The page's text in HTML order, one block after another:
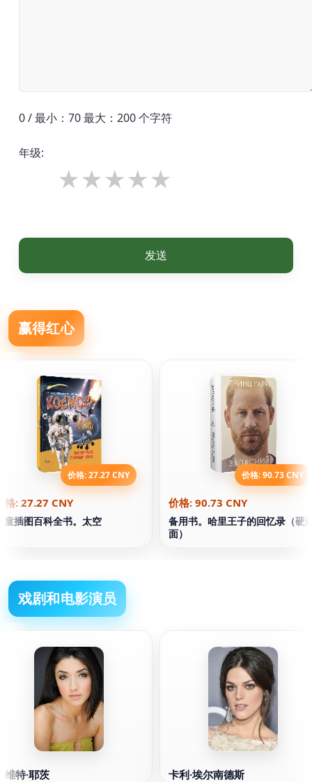
0 / 最小：70 最大：200 个字符
年级:
发送
赢得红心
价格: 27.27 CNY
格: 27.27 CNY
童插图百科全书。太空
价格: 90.73 CNY
价格: 90.73 CNY
备用书。哈里王子的回忆录（硬
面）
戏剧和电影演员
维特·耶茨 卡利·埃尔南德斯